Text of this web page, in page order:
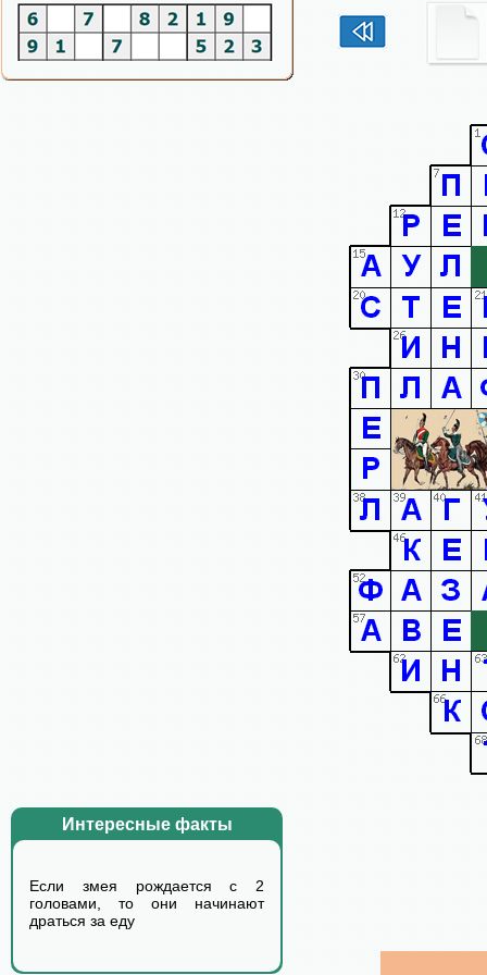
Интересные факты
Если змея рождается с 2
головами, то они начинают
драться за еду